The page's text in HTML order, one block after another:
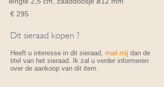
€ 295
Dit sieraad kopen ?
Heeft u interesse in dit sieraad, mail mij dan de
titel van het sieraad. Ik zal u verder informeren
over de aankoop van dit item.